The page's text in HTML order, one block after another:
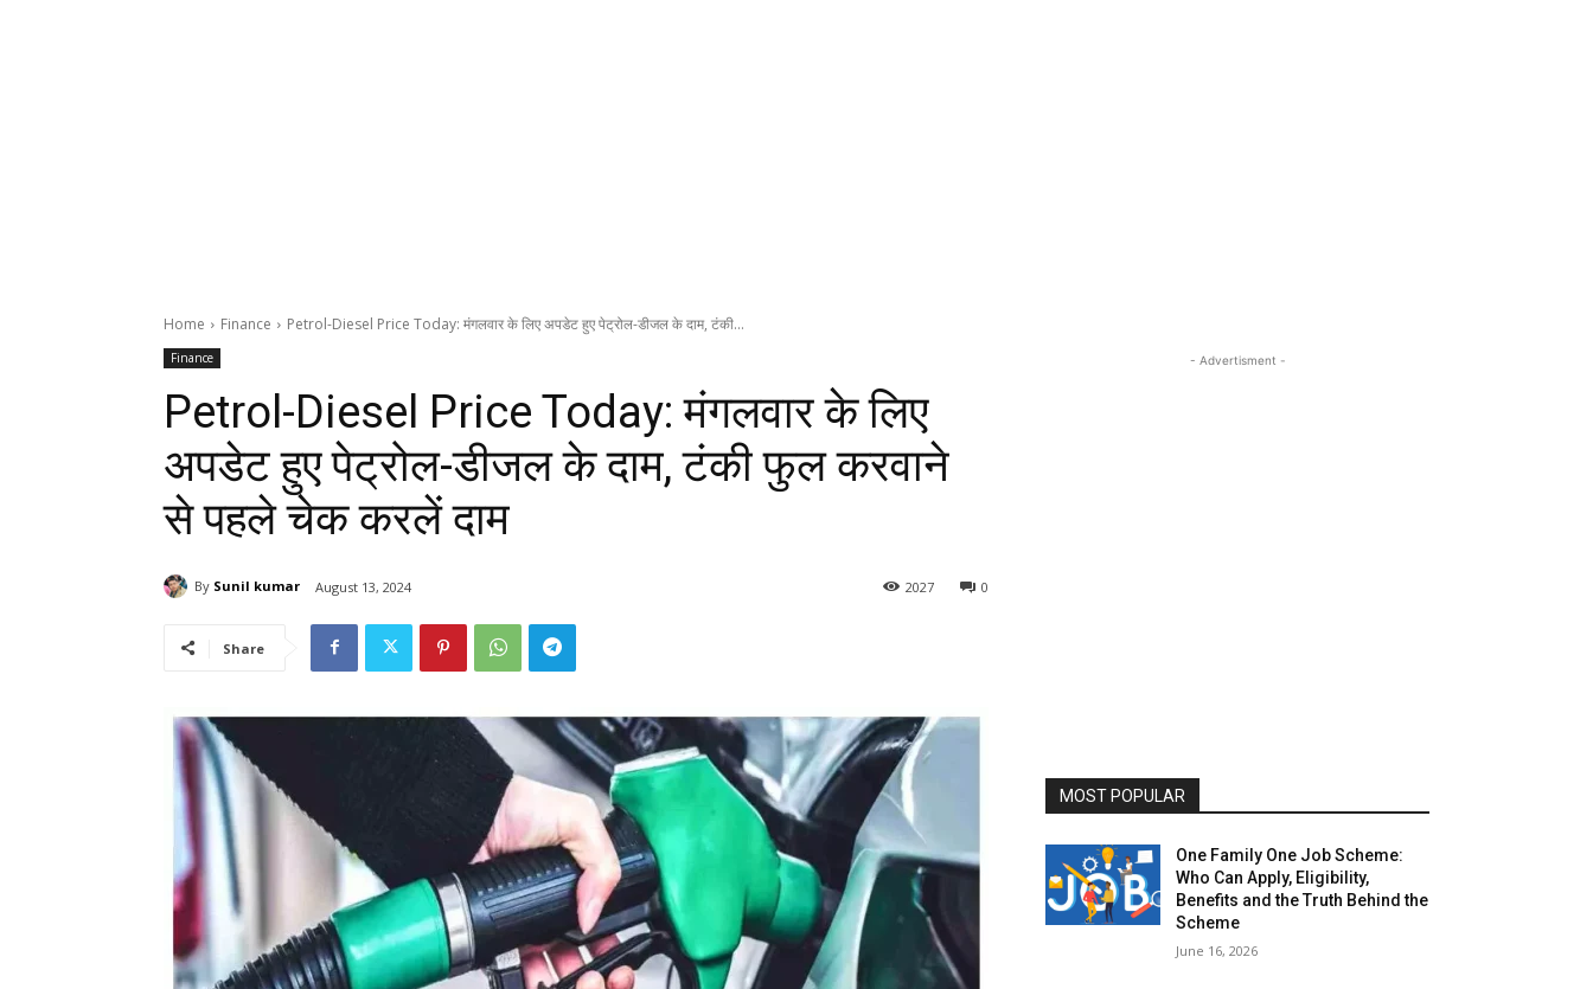
Home Finance Petrol-Diesel Price Today: मंगलवार के लिए अपडेट हुए पेट्रोल-डीजल के दाम, टंकी...
Finance
Petrol-Diesel Price Today: मंगलवार के लिए
अपडेट हुए पेट्रोल-डीजल के दाम, टंकी फुल करवाने
से पहले चेक करलें दाम
By Sunil kumar August 13, 2024 0
2027
Share
- Advertisment -
MOST POPULAR
One Family One Job Scheme:
Who Can Apply, Eligibility,
Benefits and the Truth Behind the
Scheme
June 16, 2026